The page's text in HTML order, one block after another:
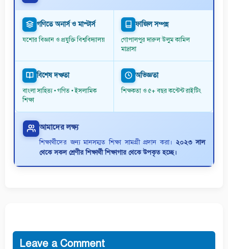
গণিতে অনার্স ও মাস্টার্স
যশোর বিজ্ঞান ও প্রযুক্তি বিশ্ববিদ্যালয়
ফাজিল সম্পন্ন
গোপালপুর দারুল উলুম কামিল
মাদ্রাসা
বিশেষ দক্ষতা
বাংলা সাহিত্য • গণিত • ইসলামিক
শিক্ষা
অভিজ্ঞতা
শিক্ষকতা ও ৫+ বছর কন্টেন্ট রাইটিং
আমাদের লক্ষ্য
শিক্ষার্থীদের জন্য মানসম্মত শিক্ষা সামগ্রী প্রদান করা। ২০২৩ সাল
থেকে সকল শ্রেণীর শিক্ষার্থী শিক্ষাগার থেকে উপকৃত হচ্ছে।
Leave a Comment